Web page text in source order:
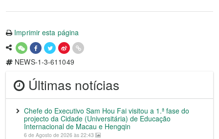
Imprimir esta página
NEWS-1-3-611049
Últimas notícias
Chefe do Executivo Sam Hou Fai visitou a 1.ª fase do
projecto da Cidade (Universitária) de Educação
Internacional de Macau e Hengqin
6 de Agosto de 2026 às 22:43